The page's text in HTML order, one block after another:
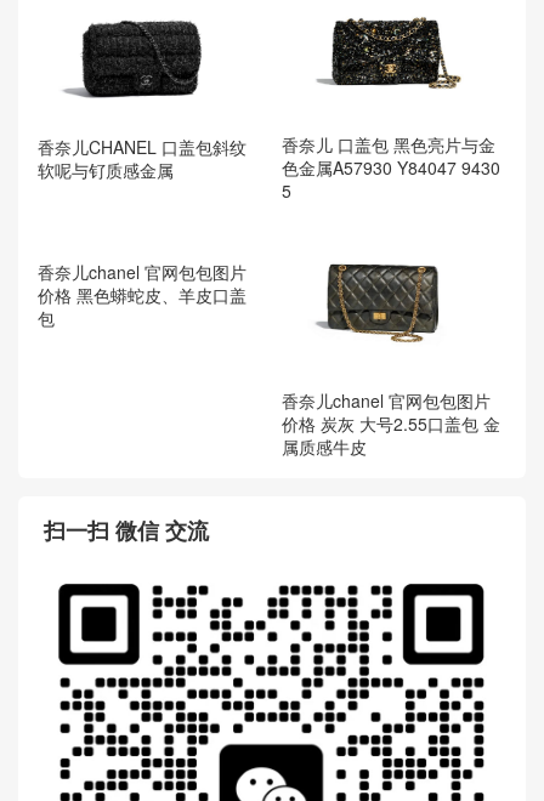
香奈儿CHANEL 口盖包斜纹
软呢与钌质感金属
香奈儿 口盖包 黑色亮片与金
色金属A57930 Y84047 9430
5
香奈儿chanel 官网包包图片
价格 炭灰 大号2.55口盖包 金
属质感牛皮
扫一扫 微信 交流